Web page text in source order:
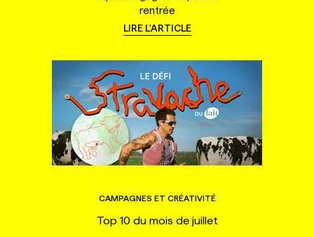
rentrée
LIRE L'ARTICLE
CAMPAGNES ET CRÉATIVITÉ
Top 10 du mois de juillet